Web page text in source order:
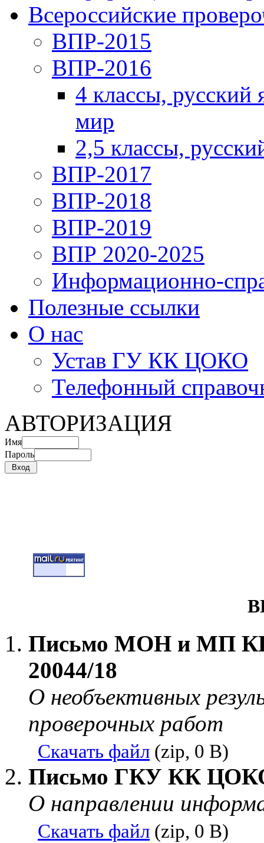
Всероссийские
ВПР-2015
ВПР-2016
4 классы,
мир
2,5 классы,
ВПР-2017
ВПР-2018
ВПР-2019
ВПР 2020-2025
Информационно-
Полезные ссылки
О нас
Устав ГУ КК ЦОКО
Телефонный
АВТОРИЗАЦИЯ
Имя
Пароль
Письмо МОН и МП КК
20044/18
О необъективных
проверочных работ
Скачать файл (zip, 0 B)
Письмо ГКУ КК
О направлении
Скачать файл (zip, 0 B)